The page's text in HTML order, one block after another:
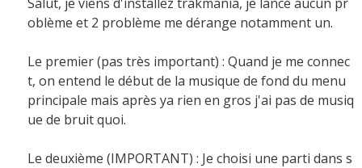
oblème et 2 problème me dérange notamment un.
Le premier (pas très important) : Quand je me connec
t, on entend le début de la musique de fond du menu
principale mais après ya rien en gros j'ai pas de musiq
ue de bruit quoi.
Le deuxième (IMPORTANT) : Je choisi une parti dans s